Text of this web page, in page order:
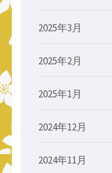
2025年3月
2025年2月
2025年1月
2024年12月
2024年11月